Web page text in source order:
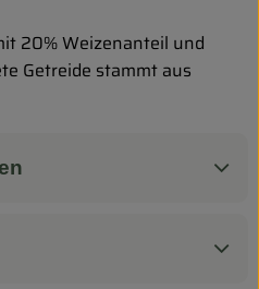
20% Weizenanteil und
Getreide stammt aus